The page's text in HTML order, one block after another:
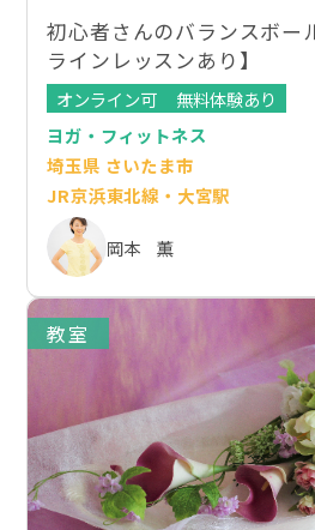
初心者さんのバランスボー
ラインレッスンあり】
オンライン可
無料体験あり
ヨガ・フィットネス
埼玉県 さいたま市
JR京浜東北線・大宮駅
岡本 薫
教室